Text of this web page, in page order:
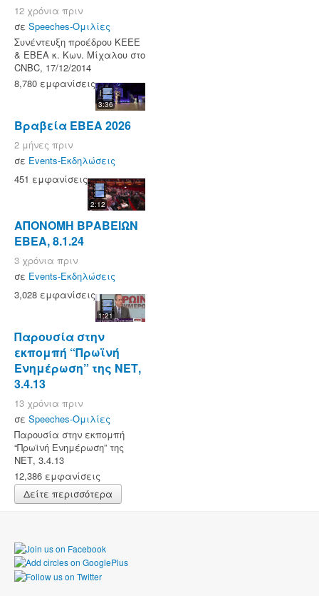
12 χρόνια πριν
σε Speeches-Ομιλίες
Συνέντευξη προέδρου KEEE
& ΕΒΕΑ κ. Κων. Μίχαλου στο
CNBC, 17/12/2014
8,780 εμφανίσεις
3:36
Βραβεία ΕΒΕΑ 2026
2 μήνες πριν
σε Events-Εκδηλώσεις
451 εμφανίσεις
2:12
ΑΠΟΝΟΜΗ ΒΡΑΒΕΙΩΝ
ΕΒΕΑ, 8.1.24
3 χρόνια πριν
σε Events-Εκδηλώσεις
3,028 εμφανίσεις
1:21
Παρουσία στην
εκπομπή “Πρωϊνή
Ενημέρωση” της ΝΕΤ,
3.4.13
13 χρόνια πριν
σε Speeches-Ομιλίες
Παρουσία στην εκπομπή
“Πρωϊνή Ενημέρωση” της
ΝΕΤ, 3.4.13
12,386 εμφανίσεις
Δείτε περισσότερα